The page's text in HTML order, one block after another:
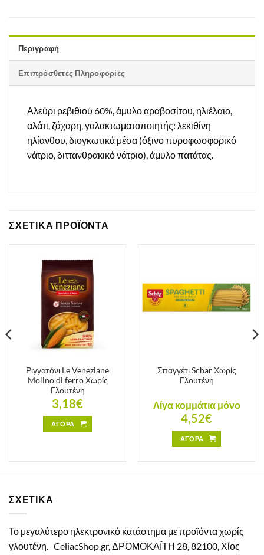
Περιγραφή
Επιπρόσθετες Πληροφορίες
Αλεύρι ρεβιθιού 60%, άμυλο αραβοσίτου, ηλιέλαιο,
αλάτι, ζάχαρη, γαλακτωματοποιητής: λεκιθίνη
ηλίανθου, διογκωτικά μέσα (όξινο πυροφωσφορικό
νάτριο, διττανθρακικό νάτριο), άμυλο πατάτας.
ΣΧΕΤΙΚΑ ΠΡΟΪΟΝΤΑ
Ριγγατόνι Le Veneziane
Molino di ferro Χωρίς
Γλουτένη
3,18€
ΑΓΟΡΑ
Σπαγγέτι Schar Χωρίς
Γλουτένη
Λίγα κομμάτια μόνο
4,52€
ΑΓΟΡΑ
ΣΧΕΤΙΚΑ
Το μεγαλύτερο ηλεκτρονικό κατάστημα με προϊόντα χωρίς
γλουτένη. CeliacShop.gr, ΔΡΟΜΟΚΑΪΤΗ 28, 82100, Χίος